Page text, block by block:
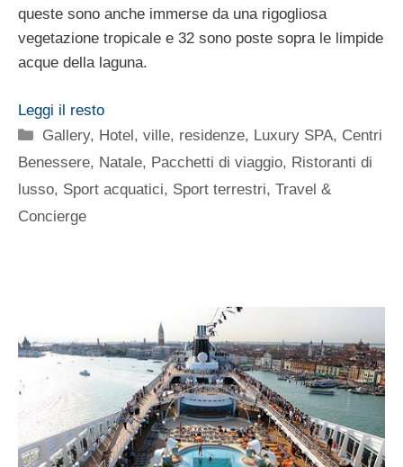
queste sono anche immerse da una rigogliosa
vegetazione tropicale e 32 sono poste sopra le limpide
acque della laguna.
Leggi il resto
Categorie
Gallery, Hotel, ville, residenze, Luxury SPA, Centri
Benessere, Natale, Pacchetti di viaggio, Ristoranti di
lusso, Sport acquatici, Sport terrestri, Travel &
Concierge